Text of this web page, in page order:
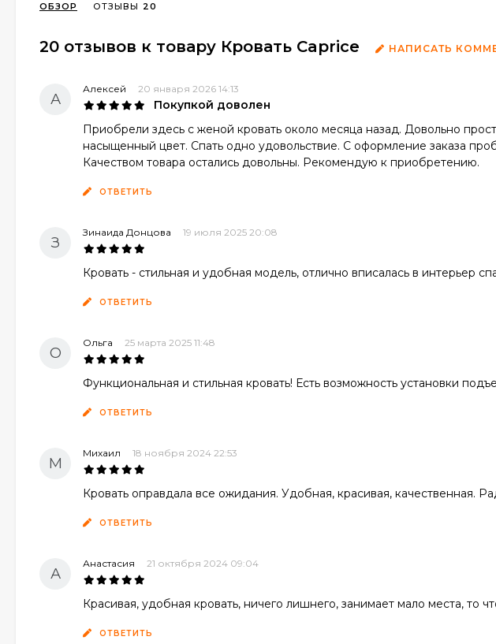
ОБЗОР ОТЗЫВЫ 20
20 отзывов к товару Кровать Caprice НАПИСАТЬ
А
Алексей 20 января 2026 14:13
Покупкой доволен
Приобрели здесь с женой кровать около месяца назад. Довольно
насыщенный цвет. Спать одно удовольствие. С оформление заказа
Качеством товара остались довольны. Рекомендую к приобретению.
ОТВЕТИТЬ
З
Зинаида Донцова 19 июля 2025 20:08
Кровать - стильная и удобная модель, отлично вписалась в интерьер
ОТВЕТИТЬ
О
Ольга 25 марта 2025 11:48
Функциональная и стильная кровать! Есть возможность установки
ОТВЕТИТЬ
М
Михаил 18 ноября 2024 22:53
Кровать оправдала все ожидания. Удобная, красивая, качественная.
ОТВЕТИТЬ
А
Анастасия 21 октября 2024 09:04
Красивая, удобная кровать, ничего лишнего, занимает мало места, то
ОТВЕТИТЬ